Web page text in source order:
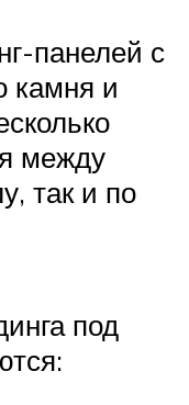
панелей с
камня и
между
так и по
под